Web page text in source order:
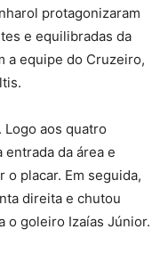
protagonizaram
e equilibradas da
a equipe do Cruzeiro,
aos quatro
da área e
placar. Em seguida,
direita e chutou
o goleiro Izaías Júnior.